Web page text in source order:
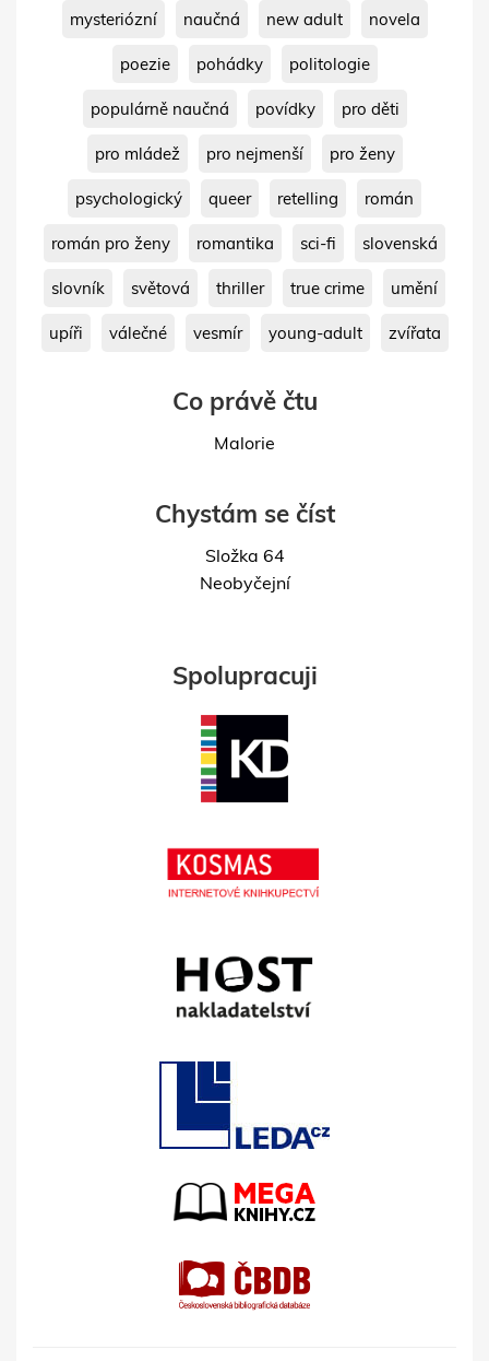
mysteriózní naučná new adult novela
poezie pohádky politologie
populárně naučná povídky pro děti
pro mládež pro nejmenší pro ženy
psychologický queer retelling román
román pro ženy romantika sci-fi slovenská
slovník světová thriller true crime umění
upíři válečné vesmír young-adult zvířata
Co právě čtu
Malorie
Chystám se číst
Složka 64
Neobyčejní
Spolupracuji